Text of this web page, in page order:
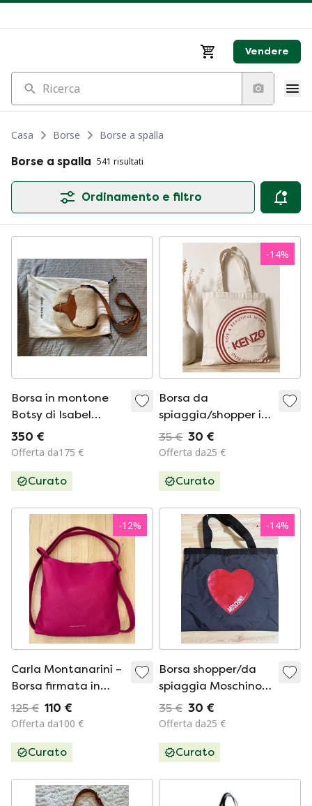
Vendere
Ricerca
Casa Borse
Borse a spalla
Borse a spalla 541 risultati
Ordinamento e filtro
Borsa in montone
Botsy di Isabel
Marant
350 €
Offerta da175 €
Curato
-14%
Borsa da
spiaggia/shopper in
tela Kenzo Paris –
Nuova e originale
35 € 30 €
Offerta da25 €
Curato
-12%
Carla Montanarini –
Borsa firmata in
pelle italiana –
Fucsia
125 € 110 €
Offerta da100 €
Curato
-14%
Borsa shopper/da
spiaggia Moschino
nera con cuore rosso
– NUOVA
35 € 30 €
Offerta da25 €
Curato